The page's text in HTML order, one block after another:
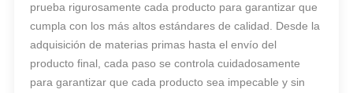
prueba rigurosamente cada producto para garantizar que
cumpla con los más altos estándares de calidad. Desde la
adquisición de materias primas hasta el envío del
producto final, cada paso se controla cuidadosamente
para garantizar que cada producto sea impecable y sin